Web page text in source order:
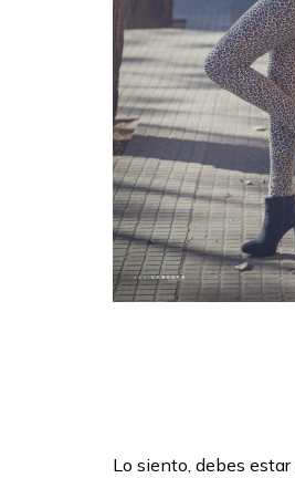
Lo siento, debes estar